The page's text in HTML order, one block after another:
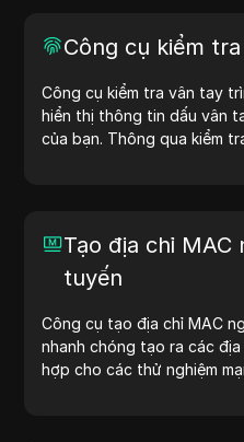
Đơn giản hóa quy trình
user agent ngay hôm nay!
Công cụ kiểm
Công cụ kiểm tra vân tay
hiển thị thông tin dấu vân
của bạn. Thông qua kiểm
Tạo địa chỉ
tuyến
Công cụ tạo địa chỉ MAC
nhanh chóng tạo ra các
hợp cho các thử nghiệm